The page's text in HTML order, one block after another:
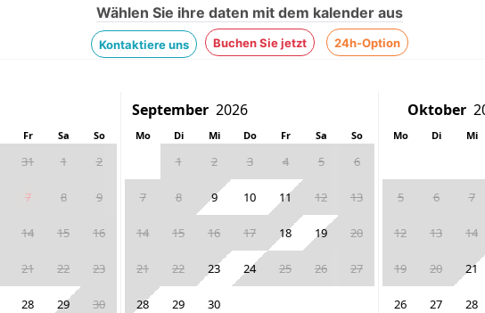
Wählen Sie ihre daten mit dem kalender aus
Kontaktiere uns Buchen Sie jetzt 24h-Option
Fr Sa So
31 1 2
7 8 9
14 15 16
21 22 23
28 29 30
Mo Di Mi Do Fr Sa So
1 2 3 4 5 6
7 8 9 10 11 12 13
14 15 16 17 18 19 20
21 22 23 24 25 26 27
28 29 30
Mo Di Mi
5 6 7
12 13 14
19 20 21
26 27 28